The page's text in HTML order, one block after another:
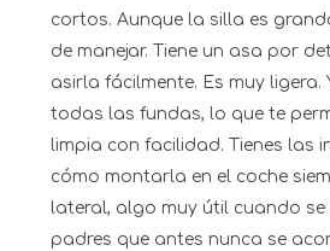
cortos. Aunque la silla es
de manejar. Tiene un asa por
asirla fácilmente. Es muy ligera.
todas las fundas, lo que te
limpia con facilidad. Tienes las
cómo montarla en el coche
lateral, algo muy útil cuando se
padres que antes nunca se